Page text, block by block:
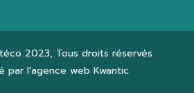
2023, Tous droits réservés
par l'agence web Kwantic